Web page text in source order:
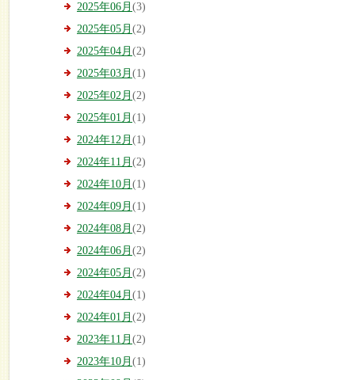
2025年06月 (3)
2025年05月 (2)
2025年04月 (2)
2025年03月 (1)
2025年02月 (2)
2025年01月 (1)
2024年12月 (1)
2024年11月 (2)
2024年10月 (1)
2024年09月 (1)
2024年08月 (2)
2024年06月 (2)
2024年05月 (2)
2024年04月 (1)
2024年01月 (2)
2023年11月 (2)
2023年10月 (1)